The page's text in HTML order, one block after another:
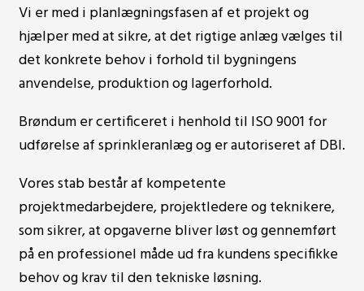
Vi er med i planlægningsfasen af et projekt og
hjælper med at sikre, at det rigtige anlæg vælges til
det konkrete behov i forhold til bygningens
anvendelse, produktion og lagerforhold.
Brøndum er certificeret i henhold til ISO 9001 for
udførelse af sprinkleranlæg og er autoriseret af DBI.
Vores stab består af kompetente
projektmedarbejdere, projektledere og teknikere,
som sikrer, at opgaverne bliver løst og gennemført
på en professionel måde ud fra kundens specifikke
behov og krav til den tekniske løsning.